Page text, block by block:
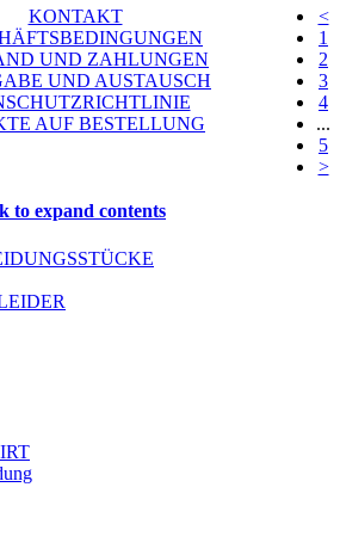
<
1
2
3
4
...
5
>
KONTAKT
UND ZAHLUNGEN
UND AUSTAUSCH
AUF BESTELLUNG
to expand contents